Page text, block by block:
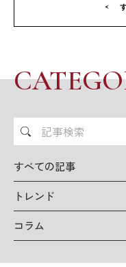
記
事
検
索
すべての記事
トレンド
コラム